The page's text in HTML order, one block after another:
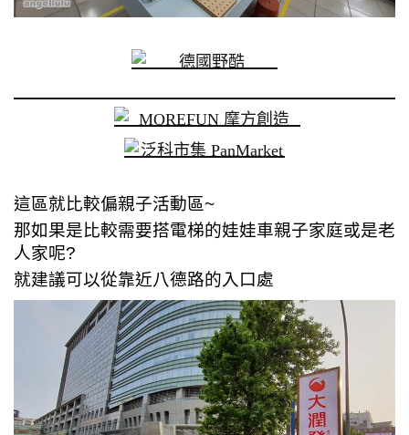
這區就比較偏親子活動區~
那如果是比較需要搭電梯的娃娃車親子家庭或是老
人家呢?
就建議可以從靠近八德路的入口處